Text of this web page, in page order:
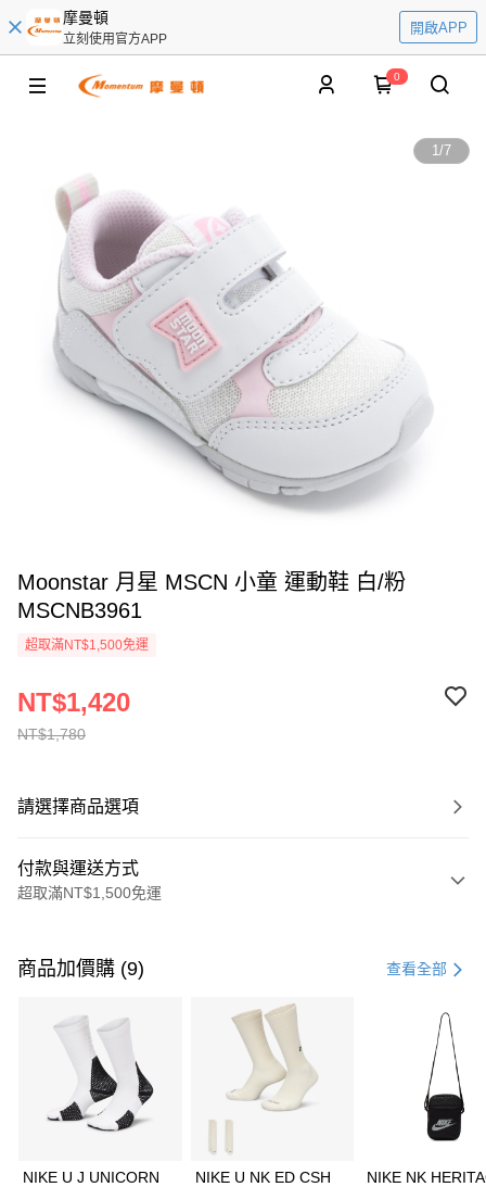
摩曼頓
立刻使用官方APP
開啟APP
0
1/7
Moonstar 月星 MSCN 小童 運動鞋 白/粉
MSCNB3961
超取滿NT$1,500免運
NT$1,780
NT$1,420
請選擇商品選項
付款與運送方式
超取滿NT$1,500免運
信用卡一次付款
3 期 0 利率 每期 21家銀行
合作金庫商業銀行
第一商業銀行
華南商業銀行
彰化商業銀行
上海商業儲蓄銀行
Apple Pay
商品加價購 (9) 查看全部
NIKE U J UNICORN
NIKE U NK ED CSH
NIKE NK